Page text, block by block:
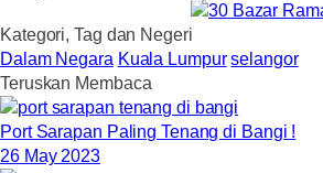
Kategori, Tag dan Negeri
Dalam Negara Kuala Lumpur selangor
Teruskan Membaca
Port Sarapan Paling Tenang di Bangi !
26 May 2023